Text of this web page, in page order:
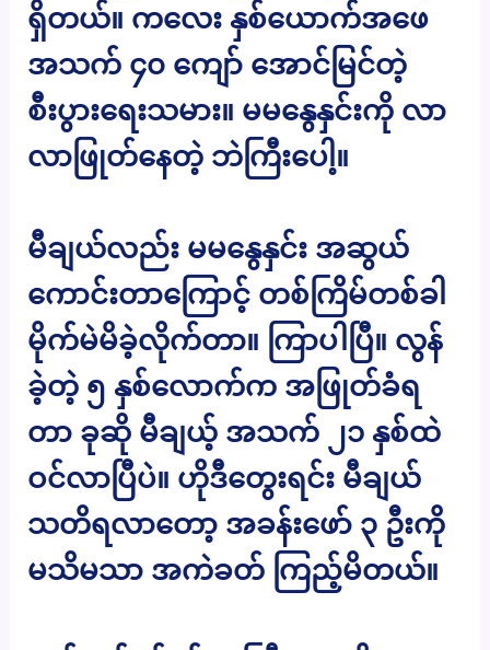
ရှိတယ်။ ကလေး နှစ်ယောက်အဖေ
အသက် ၄၀ ကျော် အောင်မြင်တဲ့
စီးပွားရေးသမား။ မမနွေနှင်းကို လာ
လာဖြုတ်နေတဲ့ ဘဲကြီးပေါ့။
မီချယ်လည်း မမနွေနှင်း အဆွယ်
ကောင်းတာကြောင့် တစ်ကြိမ်တစ်ခါ
မိုက်မဲမိခဲ့လိုက်တာ။ ကြာပါပြီ။ လွန်
ခဲ့တဲ့ ၅ နှစ်လောက်က အဖြုတ်ခံရ
တာ ခုဆို မီချယ့် အသက် ၂၁ နှစ်ထဲ
ဝင်လာပြီပဲ။ ဟိုဒီတွေးရင်း မီချယ်
သတိရလာတော့ အခန်းဖော် ၃ ဦးကို
မသိမသာ အကဲခတ် ကြည့်မိတယ်။